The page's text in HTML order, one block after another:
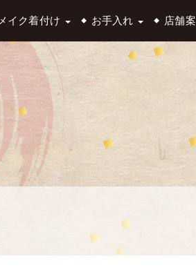
イク着付け お手入れ 店舗